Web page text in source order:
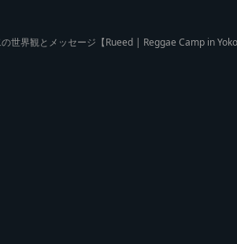
世界観とメッセージ【Rueed | Reggae Camp in